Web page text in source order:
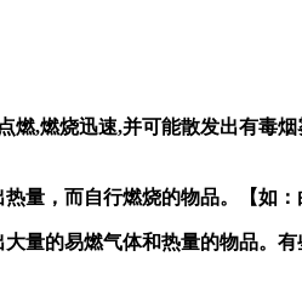
,燃烧迅速,并可能散发出有毒
量，而自行燃烧的物品。【如：
量的易燃气体和热量的物品。